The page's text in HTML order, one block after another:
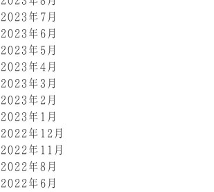
2023年7月
2023年6月
2023年5月
2023年4月
2023年3月
2023年2月
2023年1月
2022年12月
2022年11月
2022年8月
2022年6月